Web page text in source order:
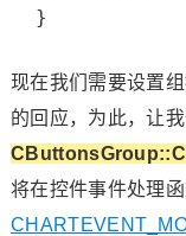
}
现在我们需要设置
的回应，为此，让
将在控件事件处理